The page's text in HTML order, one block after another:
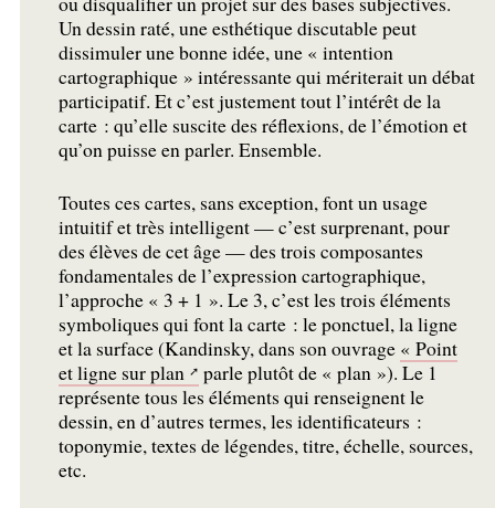
Un dessin raté, une esthétique discutable peut
dissimuler une bonne idée, une « intention
cartographique » intéressante qui mériterait un débat
participatif. Et c’est justement tout l’intérêt de la
carte : qu’elle suscite des réflexions, de l’émotion et
qu’on puisse en parler. Ensemble.
Toutes ces cartes, sans exception, font un usage
intuitif et très intelligent — c’est surprenant, pour
des élèves de cet âge — des trois composantes
fondamentales de l’expression cartographique,
l’approche « 3 + 1 ». Le 3, c’est les trois éléments
symboliques qui font la carte : le ponctuel, la ligne
et la surface (Kandinsky, dans son ouvrage « Point
et ligne sur plan
parle plutôt de « plan »). Le 1
représente tous les éléments qui renseignent le
dessin, en d’autres termes, les identificateurs :
toponymie, textes de légendes, titre, échelle, sources,
etc.